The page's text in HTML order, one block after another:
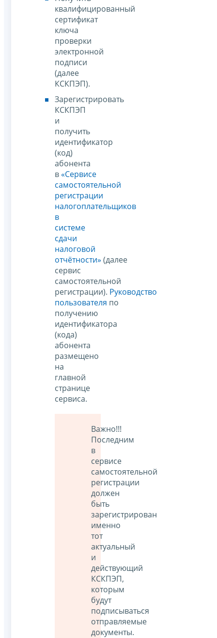
квалифицированный
сертификат
ключа
проверки
электронной
подписи
(далее
КСКПЭП).
Зарегистрировать
КСКПЭП
и
получить
идентификатор
(код)
абонента
в«Сервисе
самостоятельной
регистрации
налогоплательщиков
в
системе
сдачи
налоговой
отчётности» (далее
сервис
самостоятельной
регистрации). Руководство
пользователя по
получению
идентификатора
(кода)
абонента
размещено
на
главной
странице
сервиса.
Важно!!!
Последним
в
сервисе
самостоятельной
регистрации
должен
быть
зарегистрирован
именно
тот
актуальный
и
действующий
КСКПЭП,
которым
будут
подписываться
отправляемые
документы.